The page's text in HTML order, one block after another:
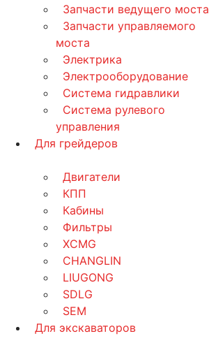
Запчасти ведущего моста
Запчасти управляемого
моста
Электрика
Электрооборудование
Система гидравлики
Система рулевого
управления
Для грейдеров
Двигатели
КПП
Кабины
Фильтры
XCMG
CHANGLIN
LIUGONG
SDLG
SEM
Для экскаваторов